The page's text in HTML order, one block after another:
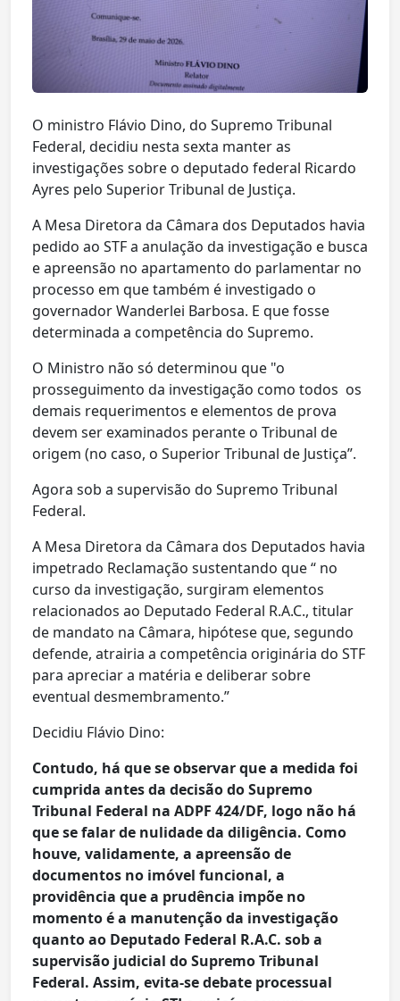
O ministro Flávio Dino, do Supremo Tribunal
Federal, decidiu nesta sexta manter as
investigações sobre o deputado federal Ricardo
Ayres pelo Superior Tribunal de Justiça.
A Mesa Diretora da Câmara dos Deputados havia
pedido ao STF a anulação da investigação e busca
e apreensão no apartamento do parlamentar no
processo em que também é investigado o
governador Wanderlei Barbosa. E que fosse
determinada a competência do Supremo.
O Ministro não só determinou que "o
prosseguimento da investigação como todos os
demais requerimentos e elementos de prova
devem ser examinados perante o Tribunal de
origem (no caso, o Superior Tribunal de Justiça”.
Agora sob a supervisão do Supremo Tribunal
Federal.
A Mesa Diretora da Câmara dos Deputados havia
impetrado Reclamação sustentando que “ no
curso da investigação, surgiram elementos
relacionados ao Deputado Federal R.A.C., titular
de mandato na Câmara, hipótese que, segundo
defende, atrairia a competência originária do STF
para apreciar a matéria e deliberar sobre
eventual desmembramento.”
Decidiu Flávio Dino:
Contudo, há que se observar que a medida foi
cumprida antes da decisão do Supremo
Tribunal Federal na ADPF 424/DF, logo não há
que se falar de nulidade da diligência. Como
houve, validamente, a apreensão de
documentos no imóvel funcional, a
providência que a prudência impõe no
momento é a manutenção da investigação
quanto ao Deputado Federal R.A.C. sob a
supervisão judicial do Supremo Tribunal
Federal. Assim, evita-se debate processual